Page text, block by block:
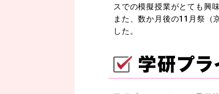
スでの模擬授業がとても興
また、数か月後の11月祭（
した。